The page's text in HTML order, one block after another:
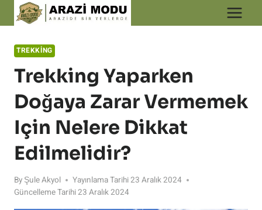
to
TREKKING
Trekking Yaparken
Doğaya Zarar Vermemek
Için Nelere Dikkat
Edilmelidir?
By Şule Akyol Yayınlama Tarihi23 Aralık 2024
Güncelleme Tarihi23 Aralık 2024